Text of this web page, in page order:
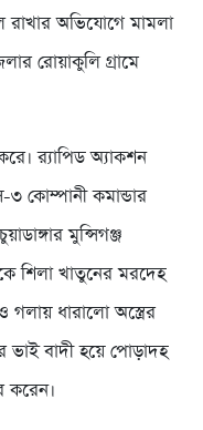
অভিযোগে মামলা
রোয়াকুলি গ্রামে
র‌্যাপিড অ্যাকশন
৩ কোম্পানী কমান্ডার
মুন্সিগঞ্জ
শিলা খাতুনের মরদেহ
ধারালো অস্ত্রের
ভাই বাদী হয়ে পোড়াদহ
করেন।